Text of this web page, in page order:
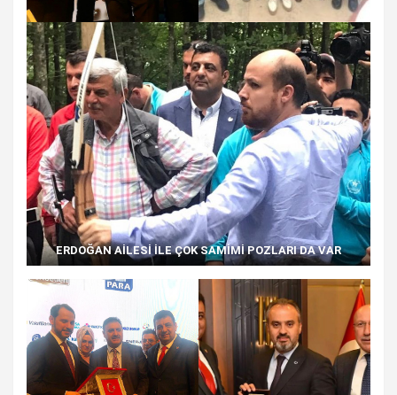
ERDOĞAN AİLESİ İLE ÇOK SAMİMİ POZLARI DA VAR